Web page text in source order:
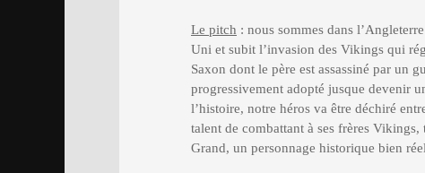
Le pitch : nous sommes dans
Uni et subit l’invasion des Vikings qui
Saxon dont le père est assassiné par un
progressivement adopté jusque devenir
l’histoire, notre héros va être déchiré
talent de combattant à ses frères
Grand, un personnage historique bien